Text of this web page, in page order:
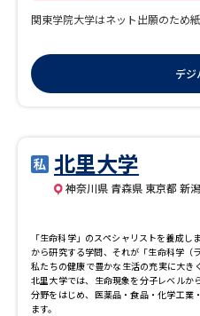
います。 社会の中で「まず、やってみる
学び、この二つを往復させることの繰り
えることに繋がります。 関東学院大学
ら、身につけた知識や技術を活用する場
学部の専門分野についても体系的に学
1,100科目の開放科目の中から、自分の
科目をピンポイントで履修できる「他学
定分野ごとに学部横断的な教育プログ
設。 2022年に「キリスト教人間学イン
した。 【トピックス】 ■2026年4月、
術（ICT）、人工知能（AI）、ロボット技
市場で大きな変革が進行しています。 今
き換え可能になると言われており、
5.0が到来することが予想されています。
通じて、社会的な閉塞感を打破し、世代
関東学院大学はネット出願のため
デジ
北里大学
神奈川県 青森県 東京都 新
「生命科学」のスペシャリストを養成
から研究する学問、それが「生命科学（
私たちの健康で豊かな生活の充実に大き
北里大学では、生命現象を分子レベルか
分野をはじめ、医薬品・食品・化学工業
ます。